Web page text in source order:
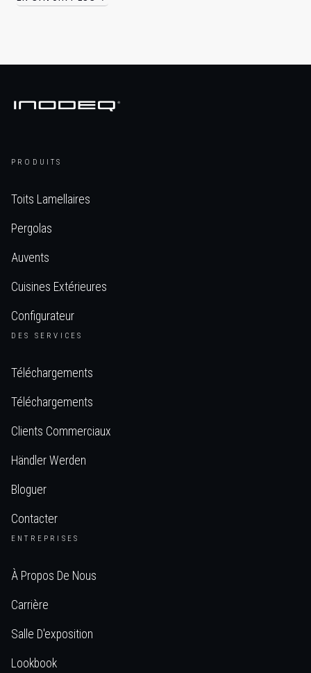
PRODUITS
Toits Lamellaires
Pergolas
Auvents
Cuisines Extérieures
Configurateur
DES SERVICES
Téléchargements
Téléchargements
Clients Commerciaux
Händler Werden
Bloguer
Contacter
ENTREPRISES
À Propos De Nous
Carrière
Salle D'exposition
Lookbook